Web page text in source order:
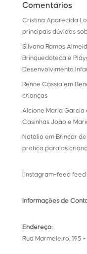
Comentários
Cristina Aparecida
principais dúvidas
Silvana Ramos
Brinquedoteca e
Desenvolvimento
Renne Cassia em
crianças
Alcione Maria Garcia
Casinhas João e
Natalio em Brincar
prática para as
[instagram-feed
Informações de
Endereço:
Rua Marmeleiro, 195